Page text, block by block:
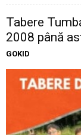
Tabere
2008 până
GOKID